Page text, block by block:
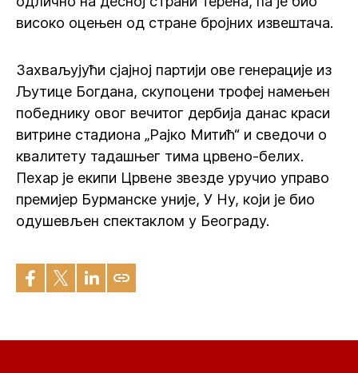
високо оцењен од стране бројних извештача.
Захваљујући сјајној партији ове генерације из
Љутице Богдана, скупоцени трофеј намењен
победнику овог вечитог дербија данас краси
витрине стадиона „Рајко Митић“ и сведочи о
квалитету тадашњег тима црвено-белих.
Пехар је екипи Црвене звезде уручио управо
премијер Бурманске уније, У Ну, који је био
одушевљен спектаклом у Београду.